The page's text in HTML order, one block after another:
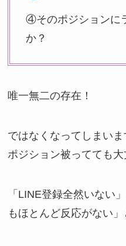
④そのポジションに
か？
唯一無二の存在！
ではなくなってしまい
ポジション被ってても大
「LINE登録全然いない
もほとんど反応がない」